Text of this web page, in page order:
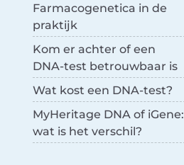
Farmacogenetica in de
praktijk
Kom er achter of een
DNA-test betrouwbaar is
Wat kost een DNA-test?
MyHeritage DNA of iGene:
wat is het verschil?